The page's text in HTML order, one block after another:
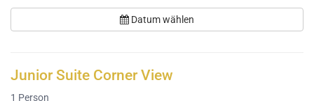
Datum wählen
Junior Suite Corner View
1 Person